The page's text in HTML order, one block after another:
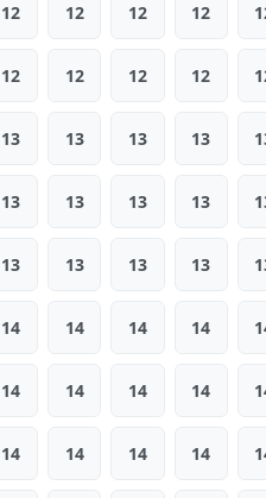
12 12 12 12
12 12 12 12
13 13 13 13
13 13 13 13
13 13 13 13
14 14 14 14
14 14 14 14
14 14 14 14